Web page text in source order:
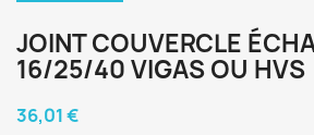
JOINT COUVERCLE
16/25/40 VIGAS OU HVS
36,01 €